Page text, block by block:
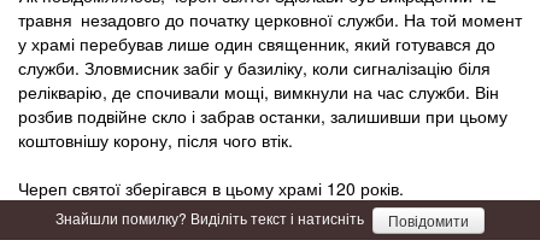
травня незадовго до початку церковної служби. На той момент
у храмі перебував лише один священник, який готувався до
служби. Зловмисник забіг у базиліку, коли сигналізацію біля
релікварію, де спочивали мощі, вимкнули на час служби. Він
розбив подвійне скло і забрав останки, залишивши при цьому
коштовнішу корону, після чого втік.
Череп святої зберігався в цьому храмі 120 років.
Знайшли помилку? Виділіть текст і натисніть Повідомити